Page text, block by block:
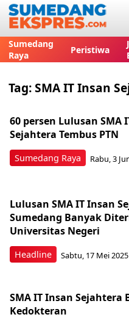
Sumedang
Raya
Peristiwa
Tag:SMA IT Insan
Sumedang Raya
60 persen Lulusan SMA
Sejahtera Tembus PTN
Rabu, 3
Headline
Lulusan SMA IT Insan
Sumedang Banyak
Universitas Negeri
Sabtu, 17 Mei
SMA IT Insan Sejahtera
Kedokteran